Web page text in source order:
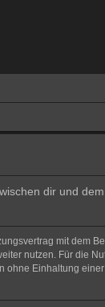
dir und
mit
nutzen. Für die
ohne Einhaltung